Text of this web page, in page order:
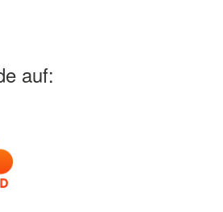
auf: